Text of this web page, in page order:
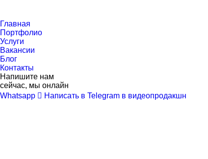
Главная
Портфолио
Услуги
Вакансии
Блог
Контакты
Напишите нам
сейчас, мы онлайн
Whatsapp
Написать в Telegram в видеопродакшн